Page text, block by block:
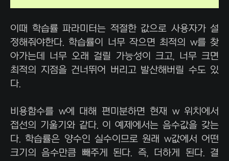
이때 학습률 파라미터는 적절한 값으로 사용자가 설
정해줘야한다. 학습률이 너무 작으면 최적의 w를 찾
아가는데 너무 오래 걸릴 가능성이 크고, 너무 크면
최적의 지점을 건너뛰어 버리고 발산해버릴 수도 있
다.
비용함수를 w에 대해 편미분하면 현재 w 위치에서
접선의 기울기와 같다. 이 예제에서는 음수값을 갖는
다. 학습률은 양수인 실수이므로 원래 w값에서 어떤
크기의 음수만큼 빼주게 된다. 즉, 더하게 된다. 결